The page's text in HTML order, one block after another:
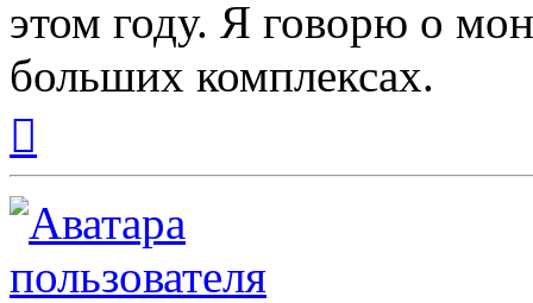
этом году. Я говорю о
больших комплексах.
началу